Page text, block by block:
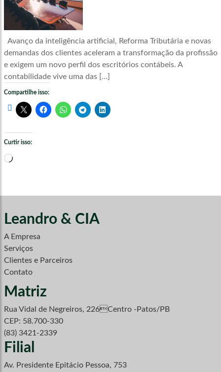
Avanço da inteligência artificial, Reforma Tributária e novas
demandas dos clientes aceleram a transformação da profissão
e exigem um novo perfil dos escritórios contábeis. A
contabilidade vive uma das […]
Compartilhe isso:
Curtir isso:
Carregando...
Leandro & CIA
A Empresa
Serviços
Clientes e Parceiros
Contato
Matriz
Rua Vidal de Negreiros, 226Centro -Patos/PB
CEP: 58.700-330
(83) 3421-2339
Filial
Av. Presidente Epitácio Pessoa, 753